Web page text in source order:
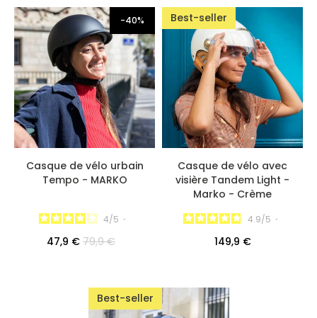
-40%
Casque de vélo urbain
Tempo - MARKO
4/5 -
47,9 € 79,9 €
Best-seller
Casque de vélo avec
visière Tandem Light -
Marko - Crème
4.9/5 -
149,9 €
Best-seller